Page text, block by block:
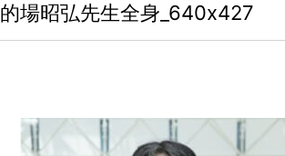
各校のご案内
本学学生へのご案内
的場昭弘先生全身_640x427